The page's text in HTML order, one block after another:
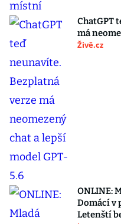
ChatGPT
má
Živě.cz
ONLINE:
Domácí v
Letenští